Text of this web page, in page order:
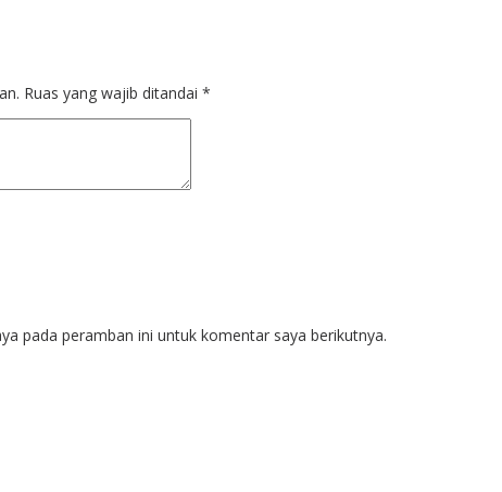
Ruas yang wajib ditandai *
pada peramban ini untuk komentar saya berikutnya.